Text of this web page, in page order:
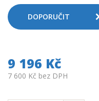
DOPORUČIT
9 196 Kč
7 600 Kč bez DPH